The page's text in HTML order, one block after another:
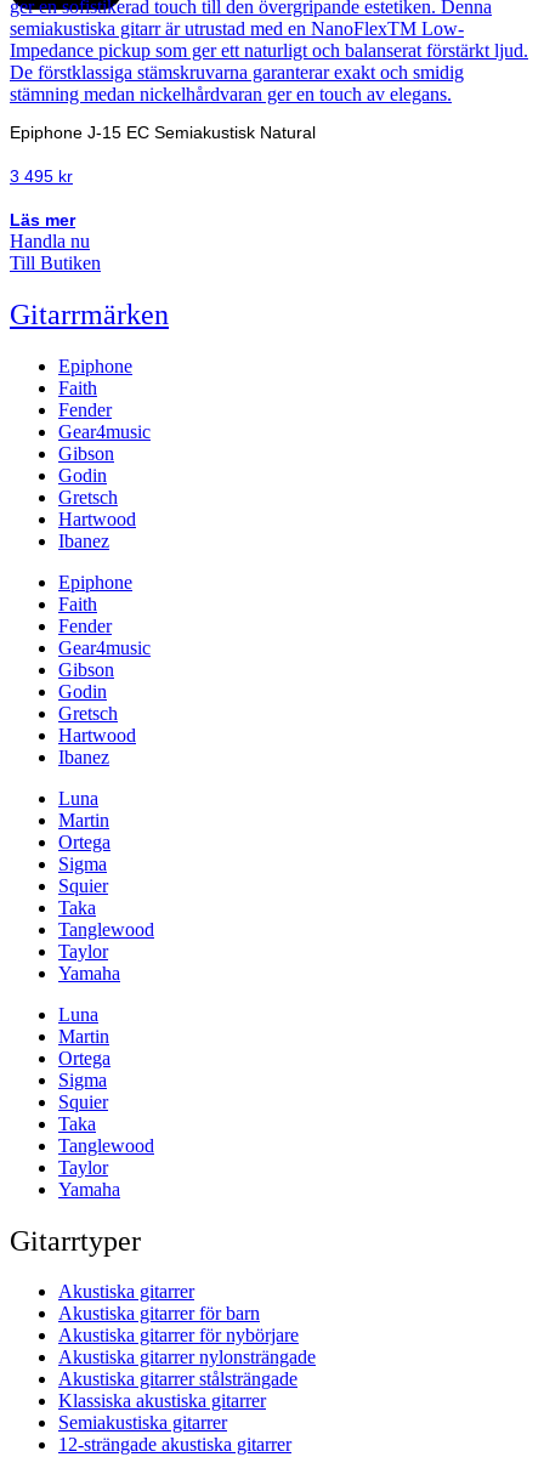
Epiphone J-15 EC Semiakustisk Natural
3 495 kr
Läs mer
Handla nu
Till Butiken
Gitarrmärken
Epiphone
Faith
Fender
Gear4music
Gibson
Godin
Gretsch
Hartwood
Ibanez
Epiphone
Faith
Fender
Gear4music
Gibson
Godin
Gretsch
Hartwood
Ibanez
Luna
Martin
Ortega
Sigma
Squier
Taka
Tanglewood
Taylor
Yamaha
Luna
Martin
Ortega
Sigma
Squier
Taka
Tanglewood
Taylor
Yamaha
Gitarrtyper
Akustiska gitarrer
Akustiska gitarrer för barn
Akustiska gitarrer för nybörjare
Akustiska gitarrer nylonsträngade
Akustiska gitarrer stålsträngade
Klassiska akustiska gitarrer
Semiakustiska gitarrer
12-strängade akustiska gitarrer